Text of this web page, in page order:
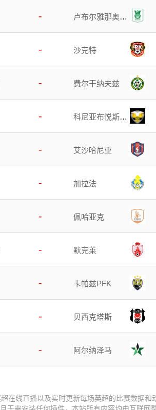
-
卢布尔雅那奥林
- 沙克特
- 费尔干纳夫兹
-
科尼亚布悦斯海
- 艾沙哈尼亚
- 加拉法
- 佩哈亚克
- 默克莱
- 卡帕兹PFK
- 贝西克塔斯
- 阿尔纳泽马
在线直播以及实时更新每场英超的比赛数据和
无需安装任何插件，本站所有内容均由互联网